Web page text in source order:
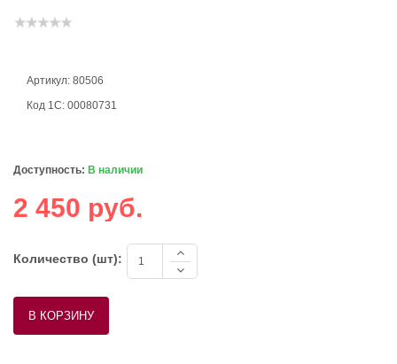
Артикул: 80506
Код 1С: 00080731
Доступность: В наличии
2 450 руб.
Количество (шт):